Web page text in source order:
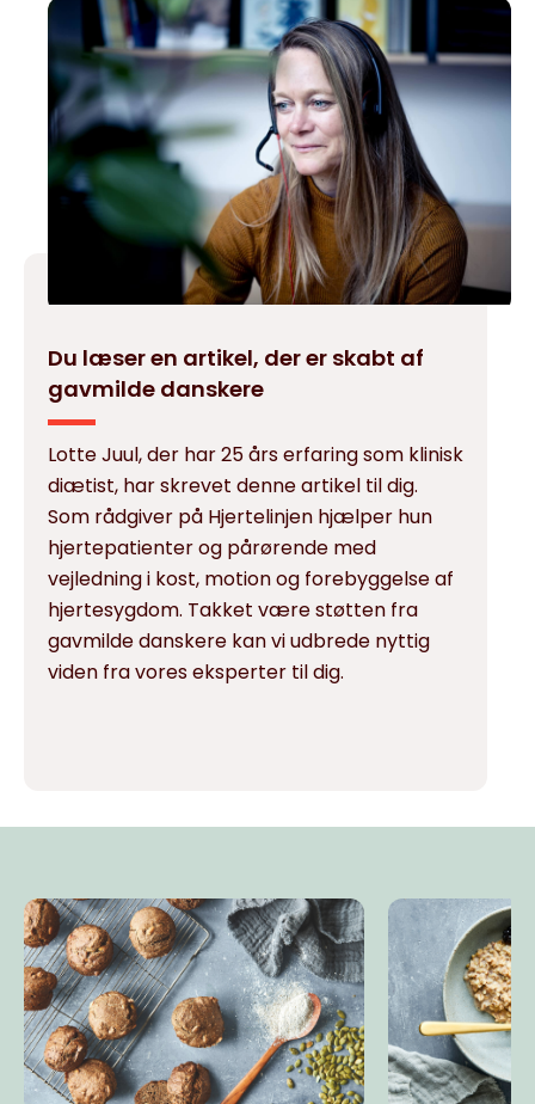
Du læser en artikel, der er skabt af
gavmilde danskere
Lotte Juul, der har 25 års erfaring som klinisk
diætist, har skrevet denne artikel til dig.
Som rådgiver på Hjertelinjen hjælper hun
hjertepatienter og pårørende med
vejledning i kost, motion og forebyggelse af
hjertesygdom. Takket være støtten fra
gavmilde danskere kan vi udbrede nyttig
viden fra vores eksperter til dig.